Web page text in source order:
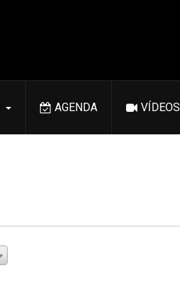
AGENDA VÍDEOS